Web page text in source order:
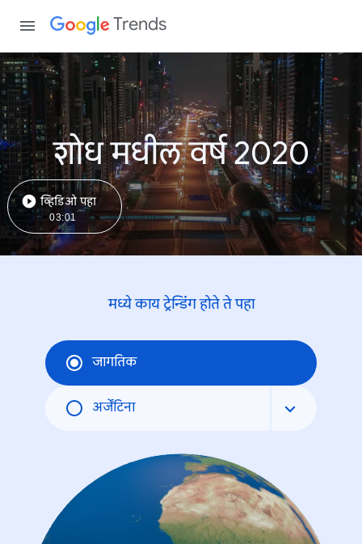
Trends
शोध मधील वर्ष 2020
व्हिडिओ पहा
03:01
मध्ये काय ट्रेन्डिंंग होते ते पहा
जागतिक
अर्जेंटिना